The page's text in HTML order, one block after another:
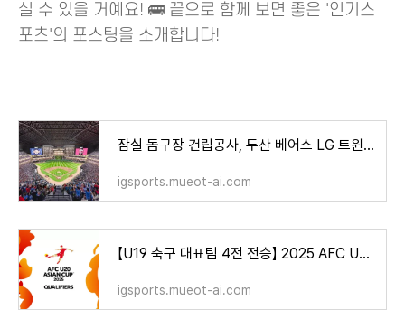
실 수 있을 거예요! 🚌 끝으로 함께 보면 좋은 '인기스
포츠'의 포스팅을 소개합니다!
잠실 돔구장 건립공사, 두산 베어스 LG 트윈스 '잠실 주 경기장' 대체 야구장으로 이사는 언제부
igsports.mueot-ai.com
【U19 축구 대표팀 4전 전승】 2025 AFC U20 아시안컵 예선 경기 결과 [레바논전 본선 진출 국가 팀 현
igsports.mueot-ai.com